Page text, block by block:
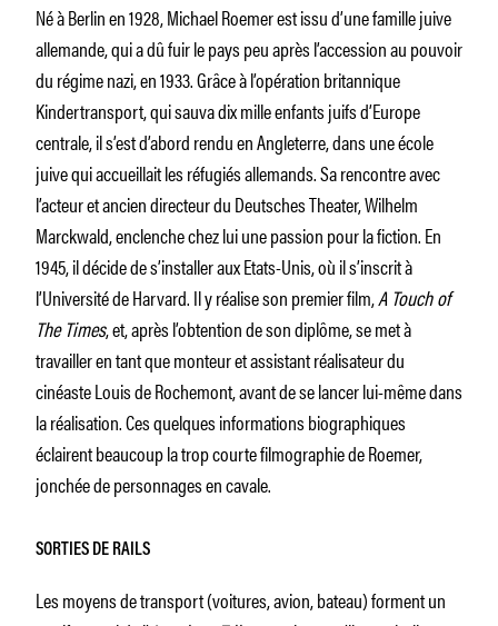
Né à Berlin en 1928, Michael Roemer est issu d’une famille juive
allemande, qui a dû fuir le pays peu après l’accession au pouvoir
du régime nazi, en 1933. Grâce à l’opération britannique
Kindertransport, qui sauva dix mille enfants juifs d’Europe
centrale, il s’est d’abord rendu en Angleterre, dans une école
juive qui accueillait les réfugiés allemands. Sa rencontre avec
l’acteur et ancien directeur du Deutsches Theater, Wilhelm
Marckwald, enclenche chez lui une passion pour la fiction. En
1945, il décide de s’installer aux Etats-Unis, où il s’inscrit à
l’Université de Harvard. Il y réalise son premier film,A Touch of
The Times, et, après l’obtention de son diplôme, se met à
travailler en tant que monteur et assistant réalisateur du
cinéaste Louis de Rochemont, avant de se lancer lui-même dans
la réalisation. Ces quelques informations biographiques
éclairent beaucoup la trop courte filmographie de Roemer,
jonchée de personnages en cavale.
SORTIES DE RAILS
Les moyens de transport (voitures, avion, bateau) forment un